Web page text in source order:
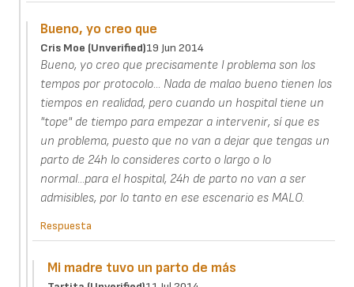
Bueno, yo creo que
Cris Moe (unverified)19 Jun 2014
Bueno, yo creo que precisamente l problema son los
tempos por protocolo... Nada de malao bueno tienen los
tiempos en realidad, pero cuando un hospital tiene un
"tope" de tiempo para empezar a intervenir, sí que es
un problema, puesto que no van a dejar que tengas un
parto de 24h lo consideres corto o largo o lo
normal...para el hospital, 24h de parto no van a ser
admisibles, por lo tanto en ese escenario es MALO.
Respuesta
Mi madre tuvo un parto de más